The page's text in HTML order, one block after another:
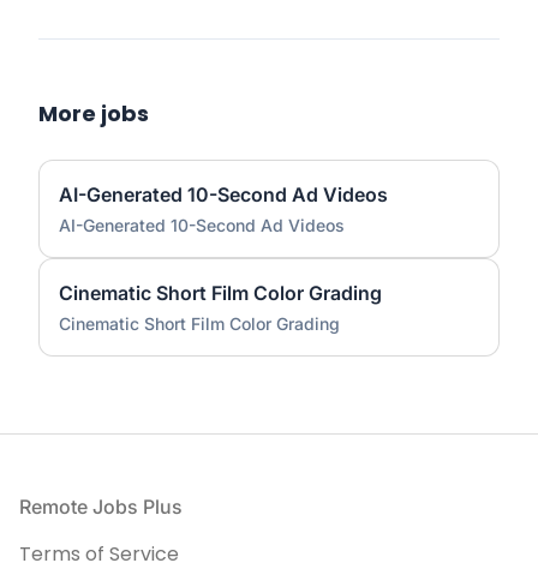
More jobs
AI-Generated 10-Second Ad Videos
AI-Generated 10-Second Ad Videos
Cinematic Short Film Color Grading
Cinematic Short Film Color Grading
Footer
Remote Jobs Plus
Terms of Service